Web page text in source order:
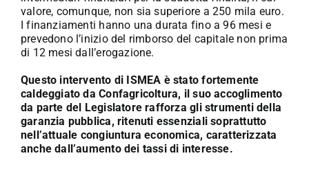
valore, comunque, non sia superiore a 250 mila euro.
I finanziamenti hanno una durata fino a 96 mesi e
prevedono l’inizio del rimborso del capitale non prima
di 12 mesi dall’erogazione.
Questo intervento di ISMEA è stato fortemente
caldeggiato da Confagricoltura, il suo accoglimento
da parte del Legislatore rafforza gli strumenti della
garanzia pubblica, ritenuti essenziali soprattutto
nell’attuale congiuntura economica, caratterizzata
anche dall’aumento dei tassi di interesse.